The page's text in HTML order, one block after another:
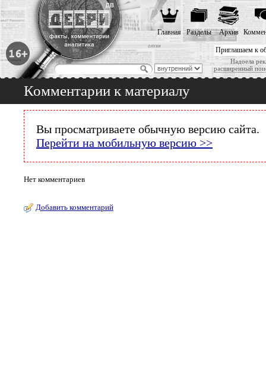
Приглашаем к
Надоела
расширенный
Главная Разделы Архив
Комментарии к материалу
Вы просматриваете обычную версию сайта.
Перейти на мобильную версию >>
Нет комментариев
Добавить комментарий